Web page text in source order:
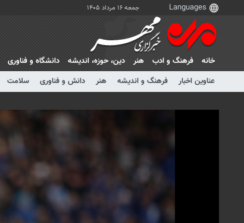
جمعه ۱۶ مرداد ۱۴۰۵
خانه فرهنگ و ادب هنر دين، حوزه، انديشه دانشگاه و فناوری
عناوین اخبار
فرهنگ و اندیشه هنر دانش و فناوری سلامت